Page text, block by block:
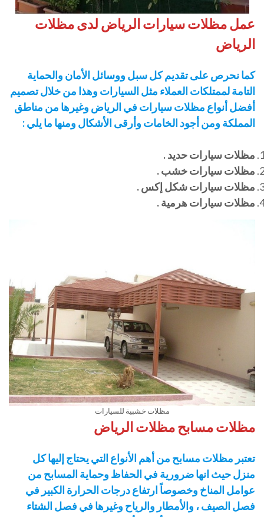
عمل مظلات سيارات الرياض لدى مظلات
الرياض
كما نحرص على تقديم كل سبل ووسائل الأمان والحماية
التامة لممتلكات العملاء مثل السيارات وهذا من خلال تصميم
أفضل أنواع مظلات سيارات في الرياض وغيرها من مناطق
المملكة ومن أجود الخامات وأرقى الأشكال ومنها ما يلي :
مظلات سيارات حديد .
مظلات سيارات خشب .
مظلات سيارات شكل إكس .
مظلات سيارات هرمية .
مظلات خشبية للسيارات
مظلات مسابح مظلات الرياض
تعتبر مظلات مسابح من أهم الأنواع التي يحتاج إليها كل
منزل حيث انها ضرورية في الحفاظ وحماية المسابح من
عوامل المناخ وخصوصاً ارتفاع درجات الحرارة الكبير في
فصل الصيف ، والأمطار والرياح وغيرها في فصل الشتاء